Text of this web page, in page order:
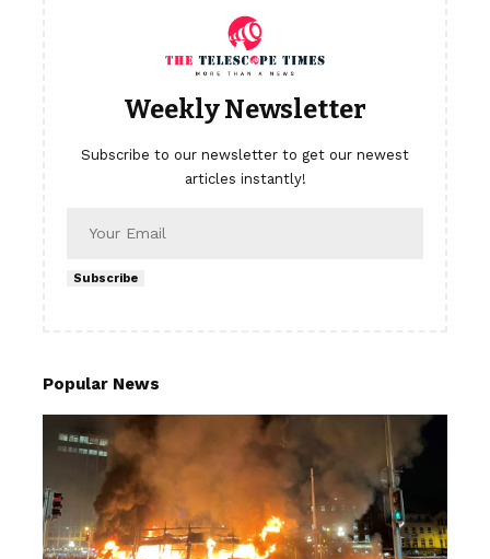
Weekly Newsletter
Subscribe to our newsletter to get our newest
articles instantly!
Subscribe
Popular News